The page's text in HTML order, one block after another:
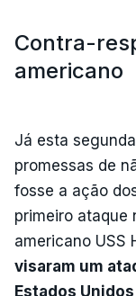
Contra-
americano
Já esta
promessas de
fosse a ação
primeiro ataque
americano USS
visaram um
Estados